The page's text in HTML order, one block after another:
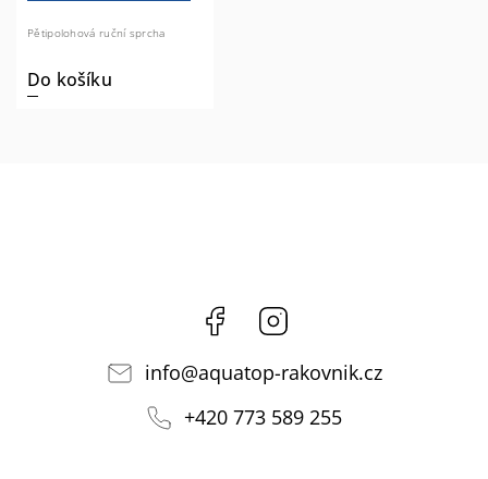
Do košíku
Pětipolohová ruční sprcha
Facebook
info@aquatop-rakovnik.cz
+420 773 589 255